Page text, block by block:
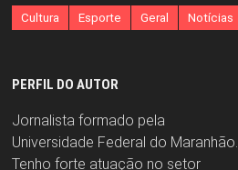
Cultura Esporte Geral Notícias
PERFIL DO AUTOR
Jornalista formado pela
Universidade Federal do Maranhão.
Tenho forte atuação no setor